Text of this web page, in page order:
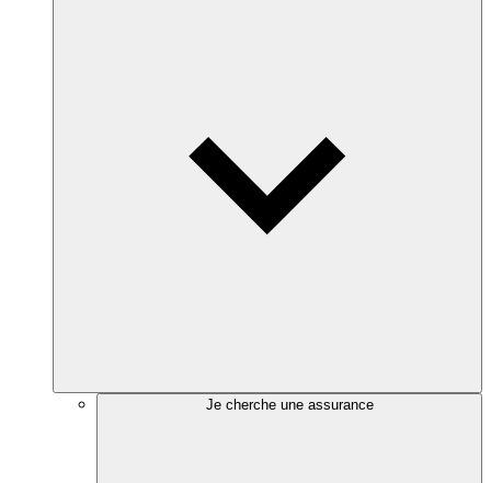
Je cherche une assurance